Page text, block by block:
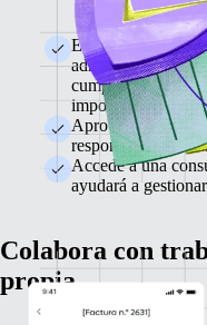
Externaliza las
administración de
cumplimiento
importantes de la
Aprovecha el
responsabilidades
Accede a una
ayudará a
Colabora con
propia